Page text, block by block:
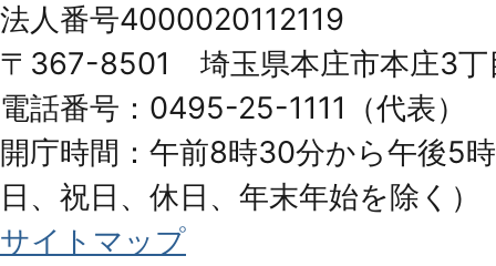
Honjo
City
法人番号4000020112119
〒367-8501 埼玉県本庄市本庄3丁
電話番号：0495-25-1111（代表）
開庁時間：午前8時30分から午後5
日、祝日、休日、年末年始を除く）
サイトマップ